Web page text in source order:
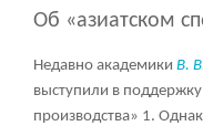
Об «азиатском
Недавно академики В.
выступили в
производства» 1.